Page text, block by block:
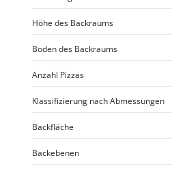
Sirman
Skil
Smartwood
Smeg
Snapper
Solidur
Spice Electronics
Höhe des Backraums
Boden des Backraums
Anzahl Pizzas
Klassifizierung nach Abmessungen
Backfläche
Backebenen